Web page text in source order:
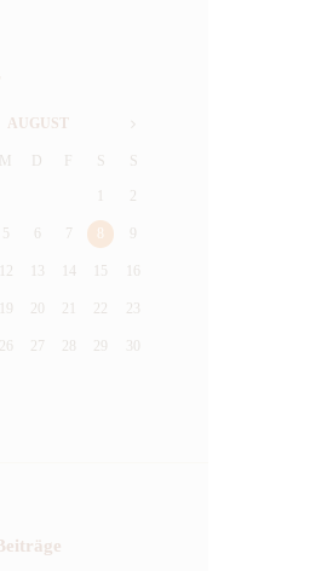
AUGUST
M D S S
2
5 7
12 14 15
20 21 22 23
26 27 28 29